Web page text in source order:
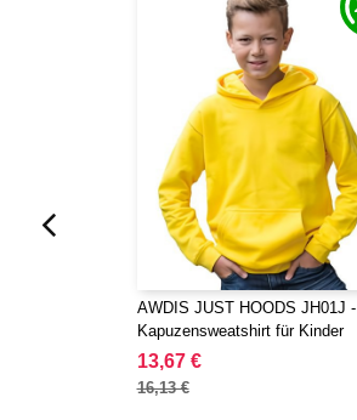
AWDIS JUST HOODS JH01J -
Kapuzensweatshirt für Kinder
13,67 €
16,13 €